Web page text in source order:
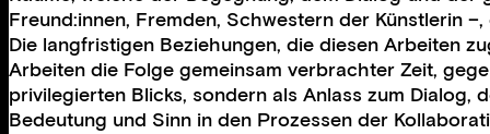
Freund:innen, Fremden, Schwestern der Künstlerin
Die langfristigen Beziehungen, die diesen Arbeiten
Arbeiten die Folge gemeinsam verbrachter Zeit,
privilegierten Blicks, sondern als Anlass zum
Bedeutung und Sinn in den Prozessen der